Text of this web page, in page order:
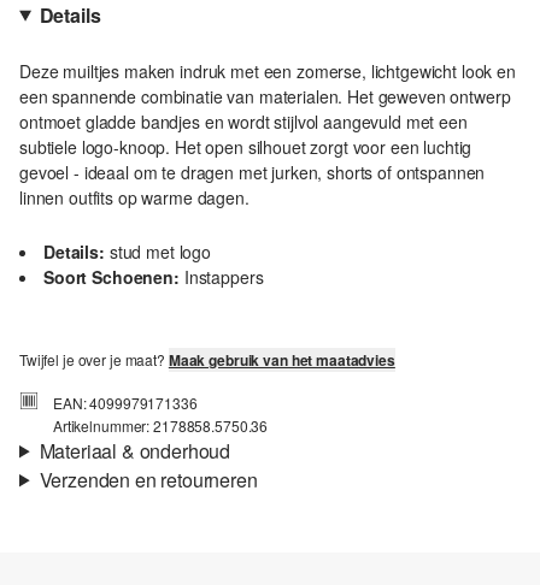
Details
Deze muiltjes maken indruk met een zomerse, lichtgewicht look en
een spannende combinatie van materialen. Het geweven ontwerp
ontmoet gladde bandjes en wordt stijlvol aangevuld met een
subtiele logo-knoop. Het open silhouet zorgt voor een luchtig
gevoel - ideaal om te dragen met jurken, shorts of ontspannen
linnen outfits op warme dagen.
Details: stud met logo
Soort Schoenen: Instappers
Twijfel je over je maat? Maak gebruik van het maatadvies
EAN: 4099979171336
Artikelnummer: 2178858.5750.36
Materiaal & onderhoud
Verzenden en retourneren